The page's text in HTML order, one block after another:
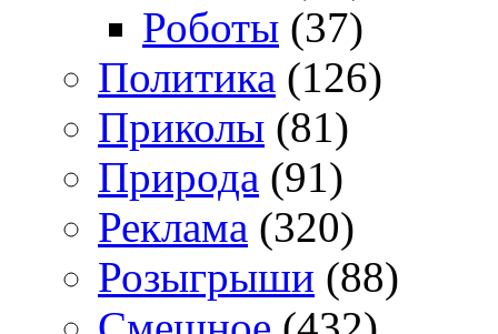
Роботы (37)
Политика (126)
Приколы (81)
Природа (91)
Реклама (320)
Розыгрыши (88)